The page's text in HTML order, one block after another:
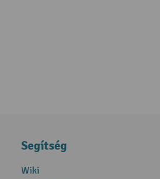
Segítség
Wiki